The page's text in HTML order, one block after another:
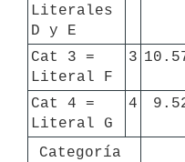
Literales
D y E
Cat 3 =
Literal F
3
Cat 4 =
Literal G
4
Categoría